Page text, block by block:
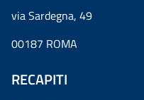
via Sardegna, 49
00187 ROMA
RECAPITI